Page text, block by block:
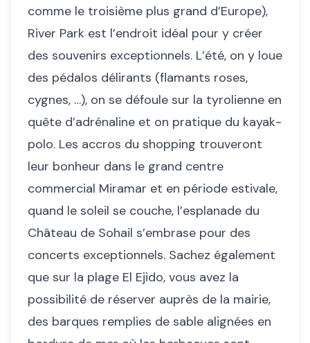
comme le troisième plus grand d’Europe),
River Park est l’endroit idéal pour y créer
des souvenirs exceptionnels. L’été, on y loue
des pédalos délirants (flamants roses,
cygnes, …), on se défoule sur la tyrolienne en
quête d’adrénaline et on pratique du kayak-
polo. Les accros du shopping trouveront
leur bonheur dans le grand centre
commercial Miramar et en période estivale,
quand le soleil se couche, l’esplanade du
Château de Sohail s’embrase pour des
concerts exceptionnels. Sachez également
que sur la plage El Ejido, vous avez la
possibilité de réserver auprès de la mairie,
des barques remplies de sable alignées en